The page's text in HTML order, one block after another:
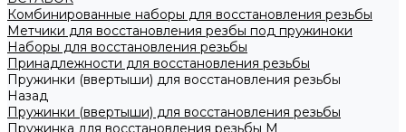
Комбинированные наборы для восстановления резьбы
Метчики для восстановления резбы под пружиноки
Наборы для восстановления резьбы
Принадлежности для восстановления резьбы
Пружинки (ввертыши) для восстановления резьбы
Назад
Пружинки (ввертыши) для восстановления резьбы
Пружинка для восстановления резьбы M